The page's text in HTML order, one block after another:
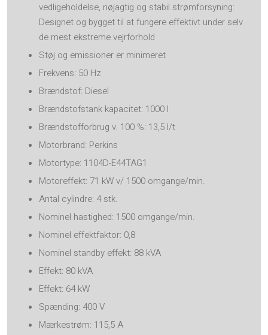
vedligeholdelse, nøjagtig og stabil strømforsyning:
Designet og bygget til at fungere effektivt under selv
de mest ekstreme vejrforhold
Støj og emissioner er minimeret
Frekvens: 50 Hz
Brændstof: Diesel
Brændstofstank kapacitet: 1000 l
Brændstofforbrug v. 100 %: 13,5 l/t
Motorbrand: Perkins
Motortype: 1104D-E44TAG1
Motoreffekt: 71 kW v/ 1500 omgange/min.
Antal cylindre: 4 stk.
Nominel hastighed: 1500 omgange/min.
Nominel effektfaktor: 0,8
Nominel standby effekt: 88 kVA
Effekt: 80 kVA
Effekt: 64 kW
Spænding: 400 V
Mærkestrøm: 115,5 A